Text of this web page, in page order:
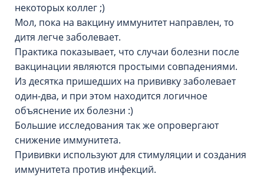
некоторых коллег ;)
Мол, пока на вакцину иммунитет направлен, то
дитя легче заболевает.
Практика показывает, что случаи болезни после
вакцинации являются простыми совпадениями.
Из десятка пришедших на прививку заболевает
один-два, и при этом находится логичное
объяснение их болезни :)
Большие исследования так же опровергают
снижение иммунитета.
Прививки используют для стимуляции и создания
иммунитета против инфекций.